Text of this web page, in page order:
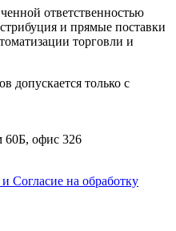
ответственностью
и прямые поставки
торговли и
допускается только с
60Б, офис 326
Согласие на обработку